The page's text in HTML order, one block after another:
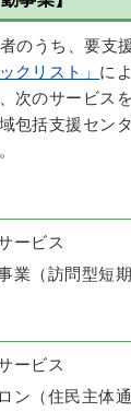
のうち、要支
クリスト」 に
次のサービス
包括支援セン
ービス
業（訪問型短
ービス
ン（住民主体通